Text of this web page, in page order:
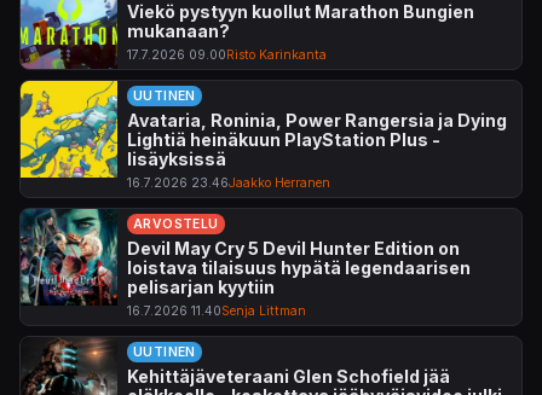
Viekö pystyyn kuollut Marathon Bungien
mukanaan?
17.7.2026 09.00 Risto Karinkanta
UUTINEN
Avataria, Roninia, Power Rangersia ja Dying
Lightiä heinäkuun PlayStation Plus -
lisäyksissä
16.7.2026 23.46Jaakko Herranen
ARVOSTELU
Devil May Cry 5 Devil Hunter Edition on
loistava tilaisuus hypätä legendaarisen
pelisarjan kyytiin
16.7.2026 11.40Senja Littman
UUTINEN
Kehittäjäveteraani Glen Schofield jää